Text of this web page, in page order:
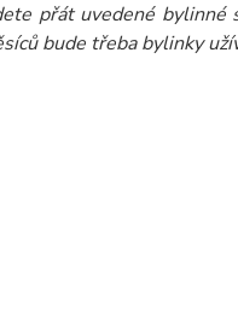
přát uvedené
bude třeba bylinky